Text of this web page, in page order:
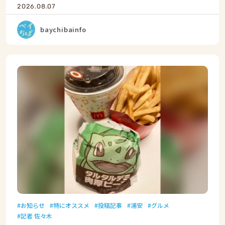
2026.08.07
baychibainfo
お知らせ 特にオススメ 投稿記事 浦安
グルメ
記者 佐々木